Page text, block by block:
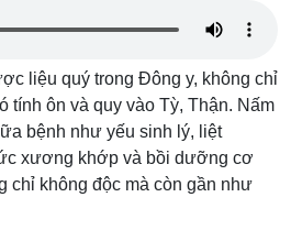
liệu quý trong Đông y, không chỉ
tính ôn và quy vào Tỳ, Thận. Nấm
bệnh như yếu sinh lý, liệt
xương khớp và bồi dưỡng cơ
chỉ không độc mà còn gần như